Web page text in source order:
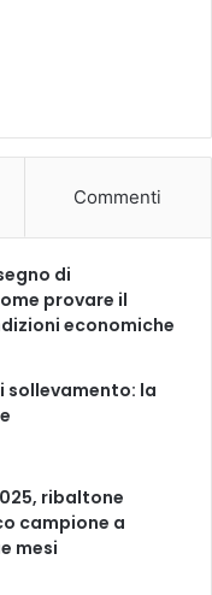
Commenti
di
provare il
economiche
sollevamento: la
ribaltone
campione a
mesi